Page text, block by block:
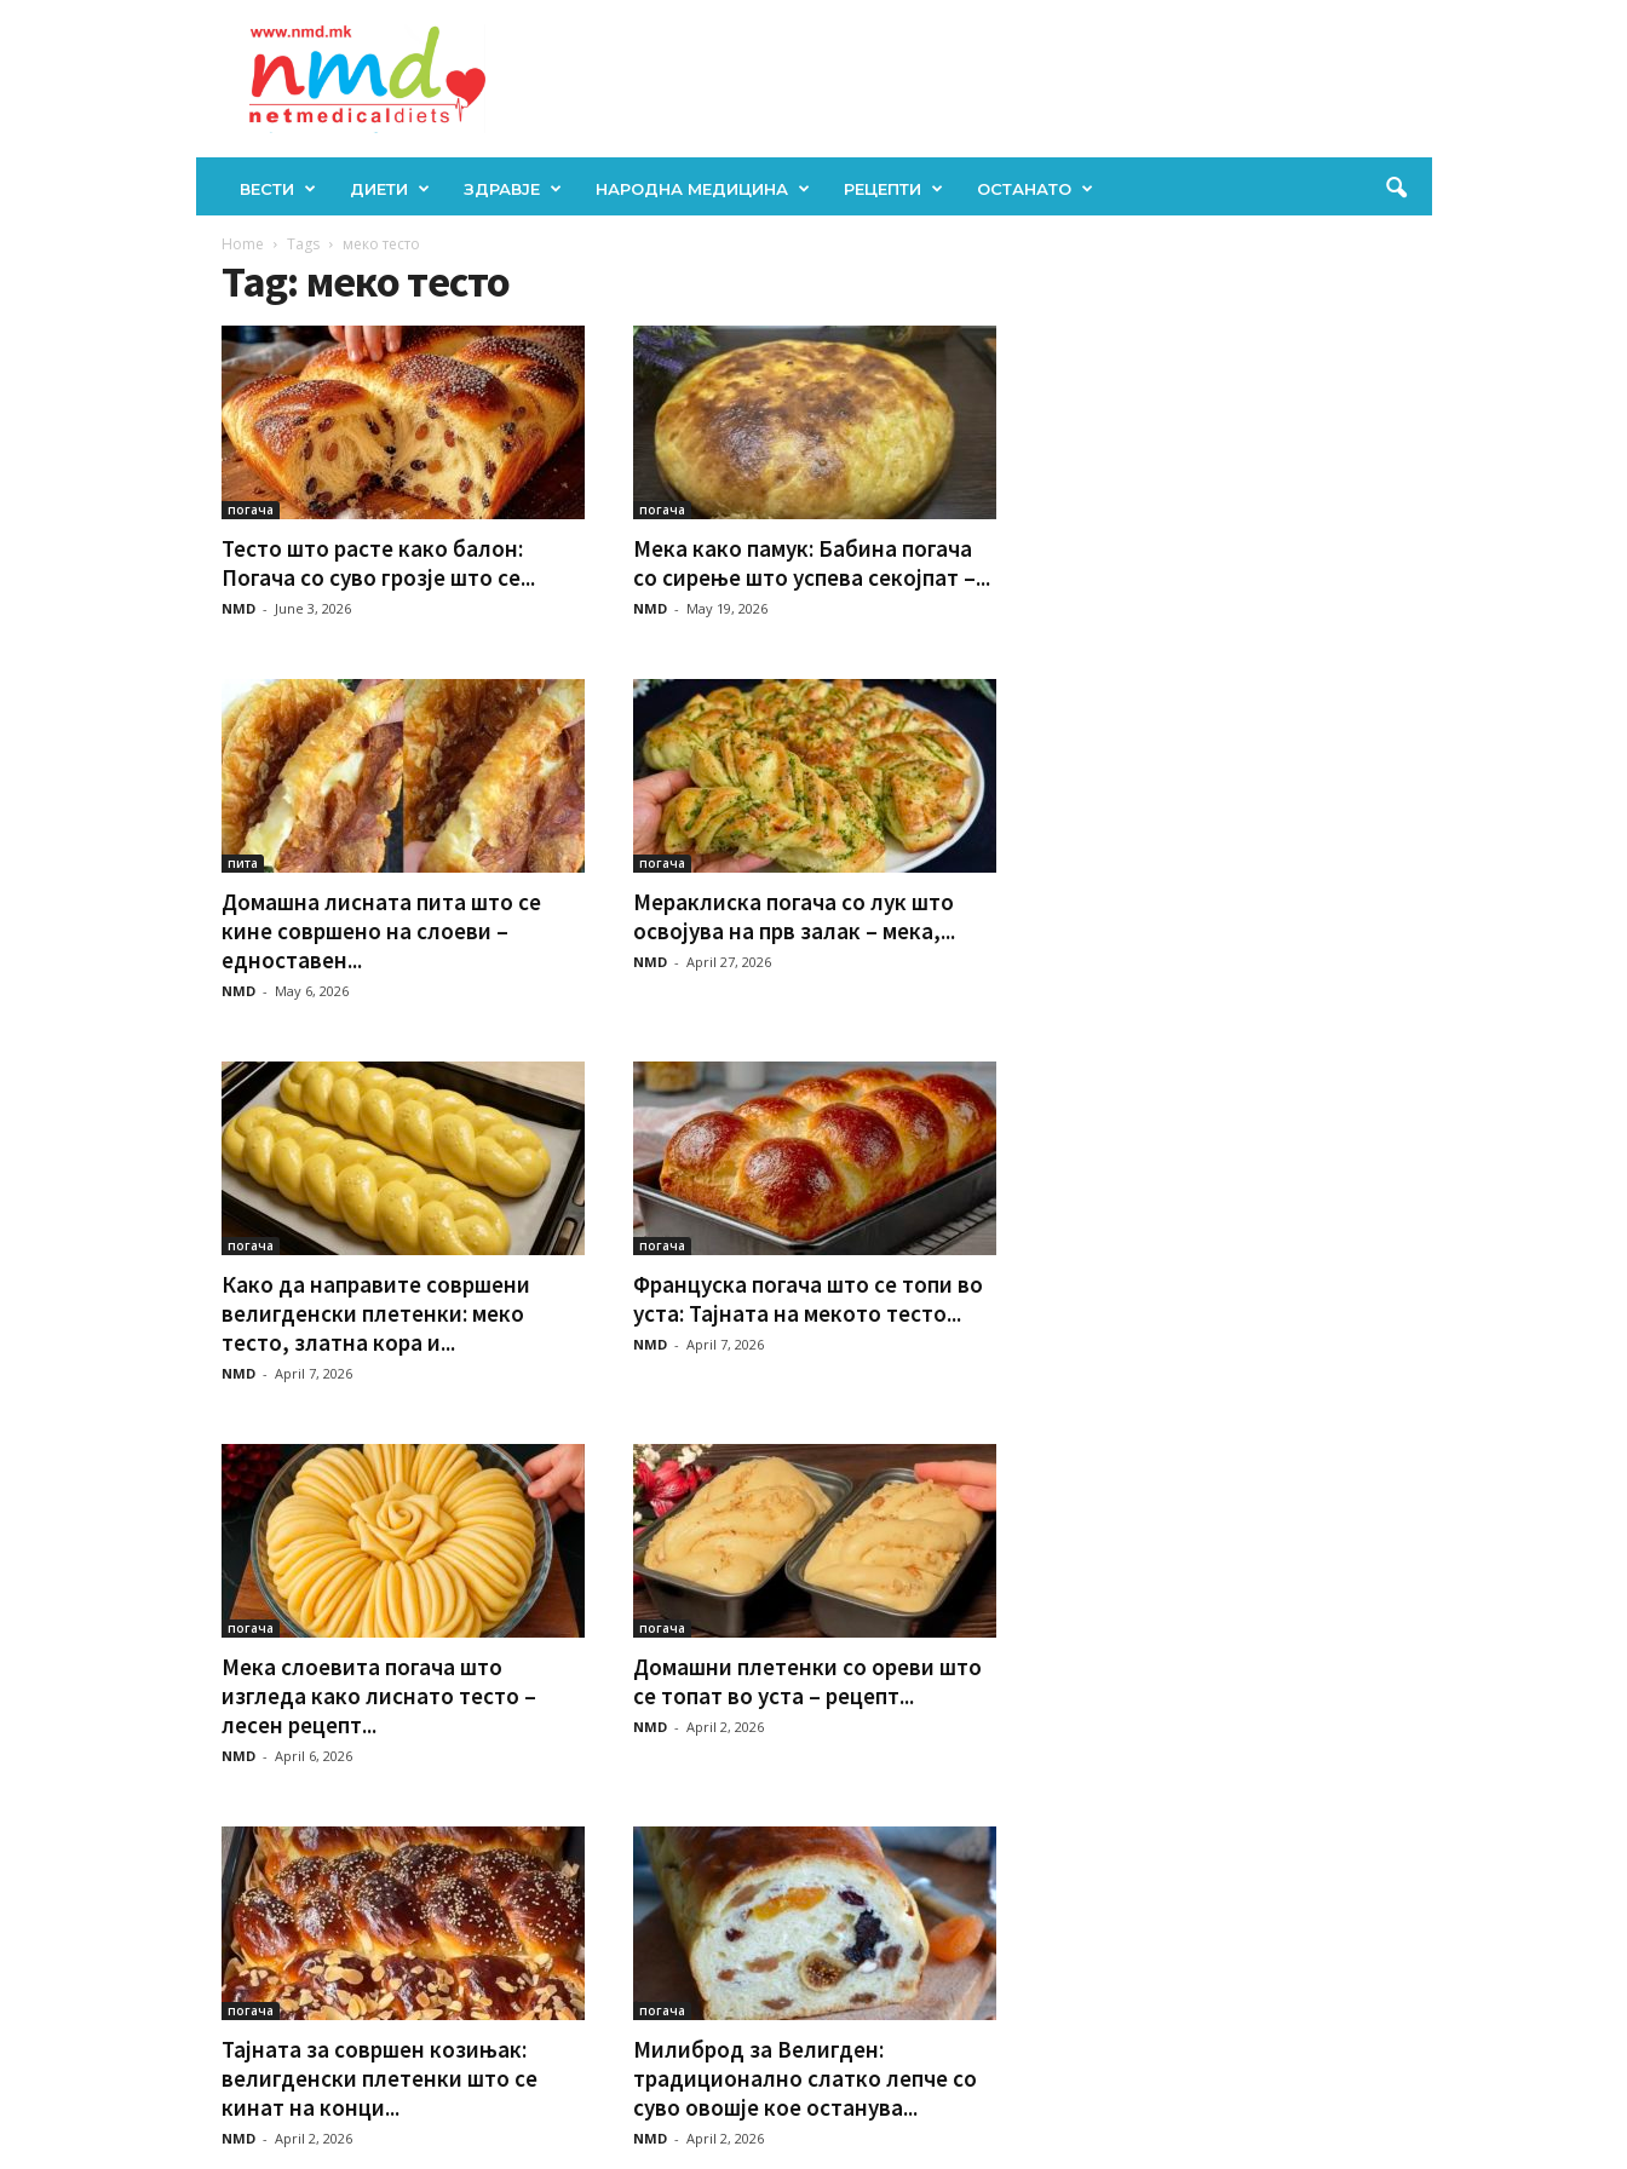
ВЕСТИ ДИЕТИ ЗДРАВЈЕ НАРОДНА МЕДИЦИНА РЕЦЕПТИ ОСТАНАТО
Home Tags меко тесто
Tag: меко тесто
погача
Тесто што расте како балон:
Погача со суво грозје што се...
NMD - June 3, 2026
погача
Мека како памук: Бабина погача
со сирење што успева секојпат –...
NMD - May 19, 2026
пита
Домашна лисната пита што се
кине совршено на слоеви –
едноставен...
NMD - May 6, 2026
погача
Мераклиска погача со лук што
освојува на прв залак – мека,...
NMD - April 27, 2026
погача
Како да направите совршени
велигденски плетенки: меко
тесто, златна кора и...
NMD - April 7, 2026
погача
Француска погача што се топи во
уста: Тајната на мекото тесто...
NMD - April 7, 2026
погача
Мека слоевита погача што
изгледа како лиснато тесто –
лесен рецепт...
NMD - April 6, 2026
погача
Домашни плетенки со ореви што
се топат во уста – рецепт...
NMD - April 2, 2026
погача
Тајната за совршен козињак:
велигденски плетенки што се
кинат на конци...
NMD - April 2, 2026
погача
Милиброд за Велигден:
традиционално слатко лепче со
суво овошје кое останува...
NMD - April 2, 2026